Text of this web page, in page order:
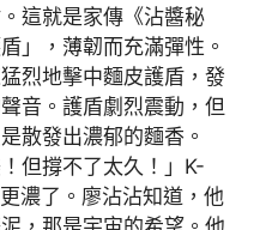
這就是家傳《沾醬秘
」，薄韌而充滿彈性。
烈地擊中麵皮護盾，發
音。護盾劇烈震動，但
散發出濃郁的麵香。
但撐不了太久！」K-
濃了。廖沾沾知道，他